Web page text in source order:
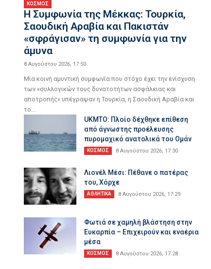
ΚΟΣΜΟΣ
Η Συμφωνία της Μέκκας: Τουρκία,
Σαουδική Αραβία και Πακιστάν
«σφράγισαν» τη συμφωνία για την
άμυνα
8 Αυγούστου 2026, 17:50
Μία κοινή αμυντική συμφωνία που στόχο έχει την ενίσχυση
των «συλλογικών τους δυνατοτήτων ασφάλειας και
αποτροπής» υπέγραψαν η Τουρκία, η Σαουδική Αραβία και
το...
UKMTO: Πλοίο δέχθηκε επίθεση
από άγνωστης προέλευσης
πυρομαχικό ανατολικά του Ομάν
ΚΟΣΜΟΣ 8 Αυγούστου 2026, 17:30
Λιονέλ Μέσι: Πέθανε ο πατέρας
του, Χόρχε
ΑΘΛΗΤΙΚΑ 8 Αυγούστου 2026, 17:29
Φωτιά σε χαμηλή βλάστηση στην
Ευκαρπία – Επιχειρούν και εναέρια
μέσα
ΚΟΣΜΟΣ 8 Αυγούστου 2026, 17:28